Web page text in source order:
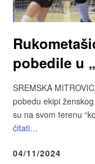
pobedile u
SREMSKA
pobedu ekipi
su na svom terenu
čitati…
04/11/2024